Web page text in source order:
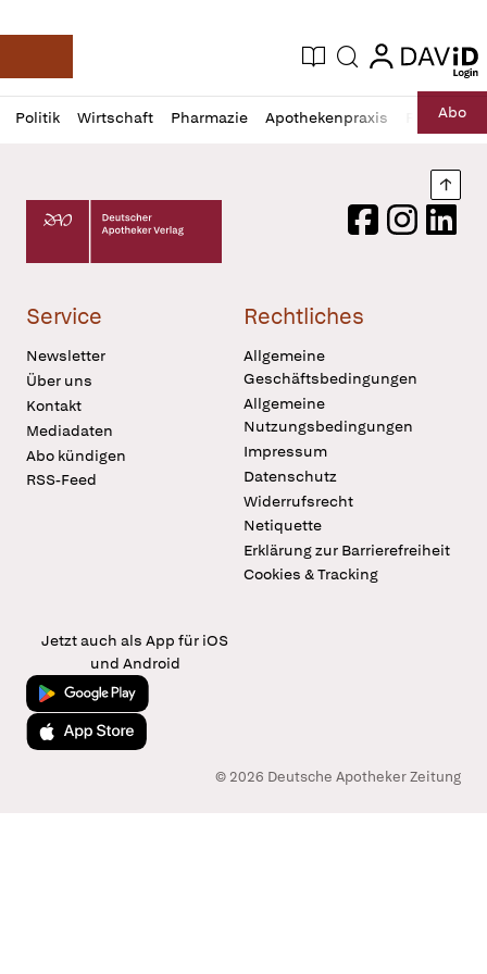
Deutsche Apotheker Zeitung
Aktuelle Ausgabe
Suche login
login
Politik Wirtschaft Pharmazie Apothekenpraxis RechtAbo
Profil
öffnen
Daz
Pur
Deutscher Apotheker Verlag Logo
FacebookInstagram
Service
Newsletter
Über uns
Kontakt
Mediadaten
Abo kündigen
RSS-Feed
Rechtliches
Allgemeine
Geschäftsbedingungen
Allgemeine
Nutzungsbedingungen
Impressum
Datenschutz
Widerrufsrecht
Netiquette
Erklärung zur Barrierefreiheit
Cookies & Tracking
Jetzt auch als App für iOS
und Android
Jetzt bei Google Play
Laden im App Store
© 2026 Deutsche Apotheker Zeitung